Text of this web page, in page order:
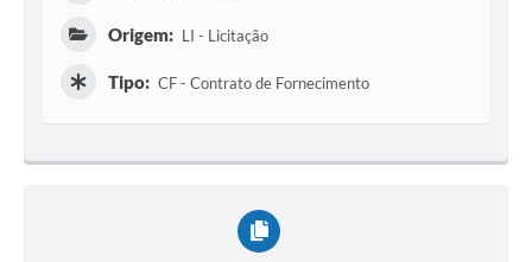
Origem: LI - Licitação
Tipo: CF - Contrato de Fornecimento